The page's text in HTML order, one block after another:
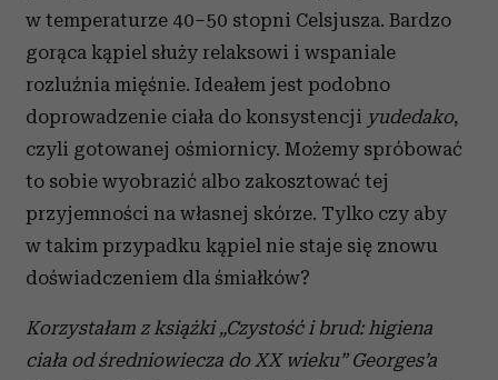
w temperaturze 40–50 stopni Celsjusza. Bardzo
gorąca kąpiel służy relaksowi i wspaniale
rozluźnia mięśnie. Ideałem jest podobno
doprowadzenie ciała do konsystencji yudedako,
czyli gotowanej ośmiornicy. Możemy spróbować
to sobie wyobrazić albo zakosztować tej
przyjemności na własnej skórze. Tylko czy aby
w takim przypadku kąpiel nie staje się znowu
doświadczeniem dla śmiałków?
Korzystałam z książki „Czystość i brud: higiena
ciała od średniowiecza do XX wieku” Georges’a